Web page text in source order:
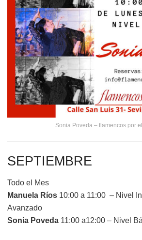
Sonia Poveda – flamencos por
SEPTIEMBRE
Todo el Mes
Manuela Ríos 10:00 a 11:00 – Nivel
Avanzado
Sonia Poveda 11:00 a12:00 – Nivel